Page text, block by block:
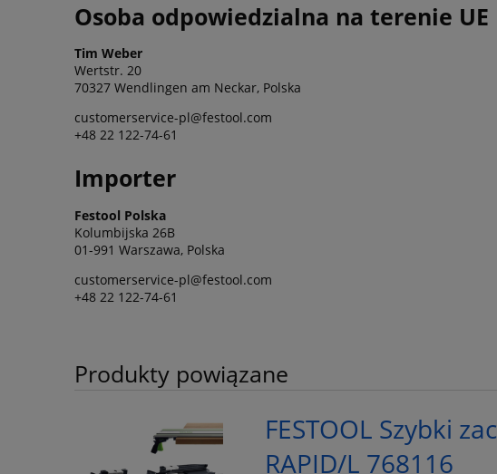
Osoba odpowiedzialna na terenie UE
Tim Weber
Wertstr. 20
70327 Wendlingen am Neckar, Polska
customerservice-pl@festool.com
+48 22 122-74-61
Importer
Festool Polska
Kolumbijska 26B
01-991 Warszawa, Polska
customerservice-pl@festool.com
+48 22 122-74-61
Produkty powiązane
FESTOOL Szybki
RAPID/L 768116